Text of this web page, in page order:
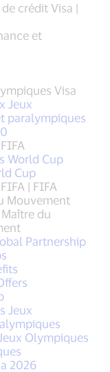
crédit Visa |
et
Visa
Jeux
paralympiques
World Cup
Cup
| FIFA
Mouvement
du
Partnership
Jeux
Olympiques
2026